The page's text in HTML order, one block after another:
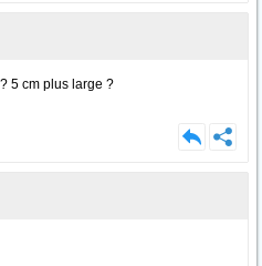
5 cm plus large ?